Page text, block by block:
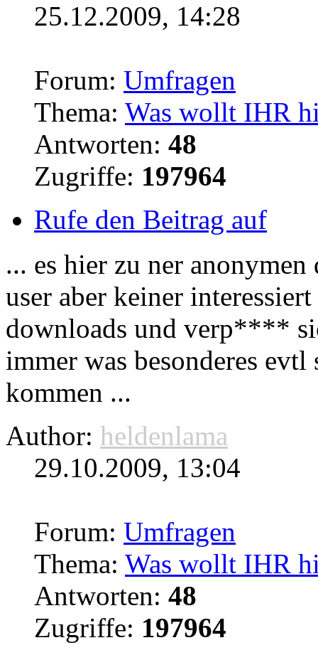
25.12.2009, 14:28
Forum: Umfragen
Thema: Was wollt IHR
Antworten: 48
Zugriffe: 197964
Rufe den Beitrag auf
... es hier zu ner
user aber keiner
downloads und verp****
immer was besonderes
kommen ...
Author: heldenlama
29.10.2009, 13:04
Forum: Umfragen
Thema: Was wollt IHR
Antworten: 48
Zugriffe: 197964